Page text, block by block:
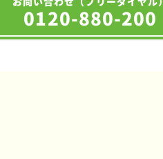
0120-880-200